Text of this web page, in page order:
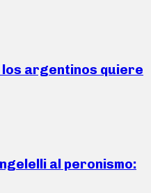
los argentinos quiere
al peronismo: